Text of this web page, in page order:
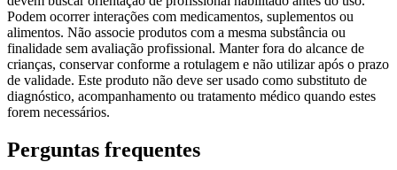
Podem ocorrer interações com medicamentos, suplementos ou
alimentos. Não associe produtos com a mesma substância ou
finalidade sem avaliação profissional. Manter fora do alcance de
crianças, conservar conforme a rotulagem e não utilizar após o prazo
de validade. Este produto não deve ser usado como substituto de
diagnóstico, acompanhamento ou tratamento médico quando estes
forem necessários.
Perguntas frequentes